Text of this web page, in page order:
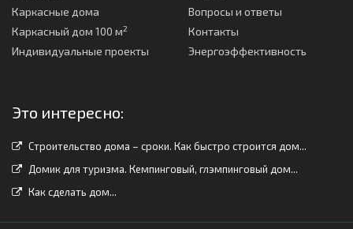
Каркасные дома
Каркасный дом 100 м2
Индивидуальные проекты
Вопросы и ответы
Контакты
Энергоэффективность
Это интересно:
Строительство дома – сроки. Как быстро строится дом...
Домик для туризма. Кемпинговый, глэмпинговый дом...
Как сделать дом...